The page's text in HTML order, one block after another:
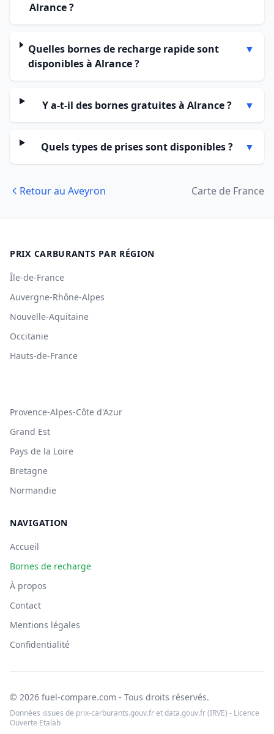
Alrance ?
Quelles bornes de recharge rapide sont
disponibles à Alrance ?
▼
Y a-t-il des bornes gratuites à Alrance ? ▼
Quels types de prises sont disponibles ? ▼
Retour au Aveyron Carte de France
PRIX CARBURANTS PAR RÉGION
Île-de-France
Auvergne-Rhône-Alpes
Nouvelle-Aquitaine
Occitanie
Hauts-de-France
Provence-Alpes-Côte d'Azur
Grand Est
Pays de la Loire
Bretagne
Normandie
NAVIGATION
Accueil
Bornes de recharge
À propos
Contact
Mentions légales
Confidentialité
© 2026 fuel-compare.com - Tous droits réservés.
Données issues de prix-carburants.gouv.fr et data.gouv.fr (IRVE) - Licence
Ouverte Etalab